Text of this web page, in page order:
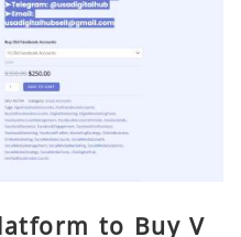
to Buy V